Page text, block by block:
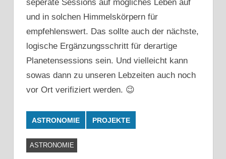
seperate Sessions auf mögliches Leben auf
und in solchen Himmelskörpern für
empfehlenswert. Das sollte auch der nächste,
logische Ergänzungsschritt für derartige
Planetensessions sein. Und vielleicht kann
sowas dann zu unseren Lebzeiten auch noch
vor Ort verifiziert werden. 😉
ASTRONOMIE PROJEKTE
ASTRONOMIE